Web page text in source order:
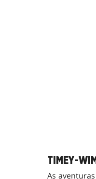
TIMEY-
As